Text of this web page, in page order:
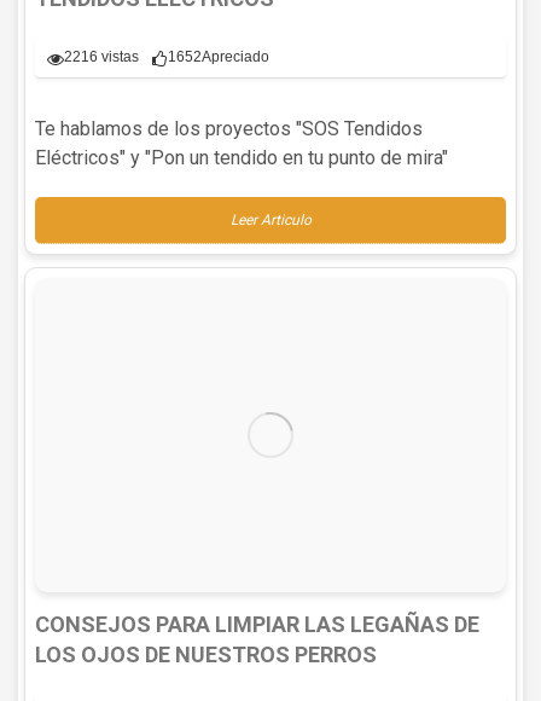
2216 vistas 1652Apreciado
Te hablamos de los proyectos "SOS Tendidos
Eléctricos" y "Pon un tendido en tu punto de mira"
Leer Articulo
CONSEJOS PARA LIMPIAR LAS LEGAÑAS DE
LOS OJOS DE NUESTROS PERROS